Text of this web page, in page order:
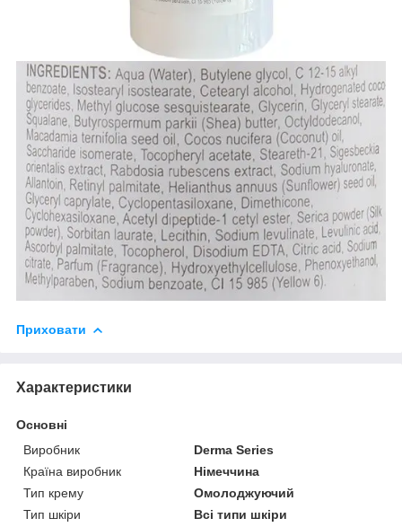
Приховати
Характеристики
Основні
Виробник
Derma Series
Країна виробник
Німеччина
Тип крему
Омолоджуючий
Тип шкіри
Всі типи шкіри